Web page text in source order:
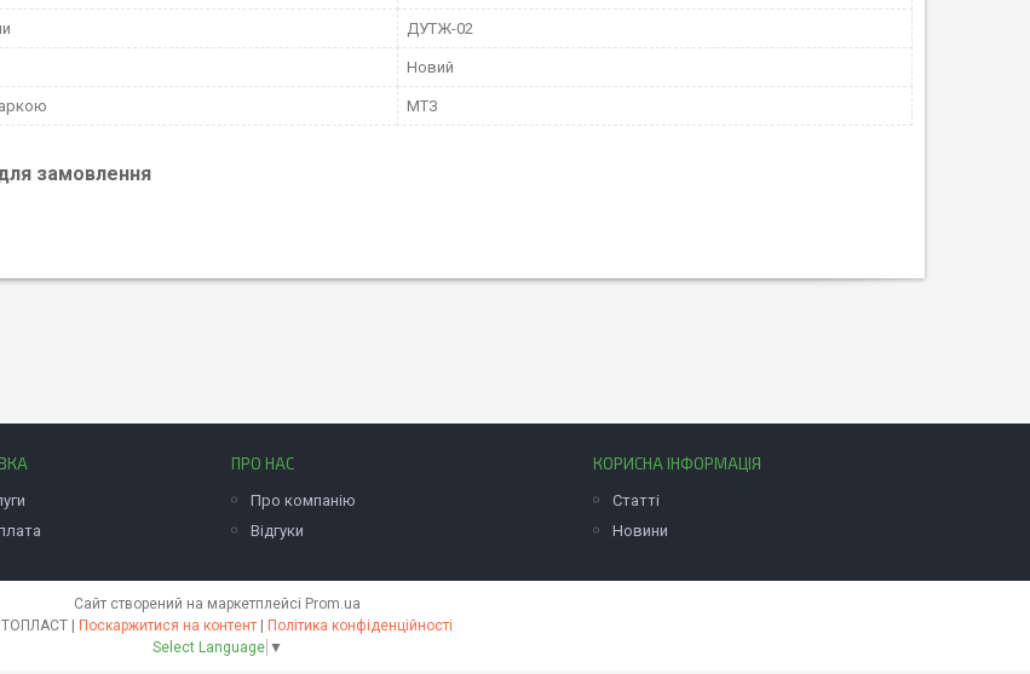
ДУТЖ-02
Новий
МТЗ
замовлення
ПРО НАС
Про компанію
Відгуки
КОРИСНА ІНФОРМАЦІЯ
Статті
Новини
Сайт створений на маркетплейсі Prom.ua
АВТОПЛАСТ | Поскаржитися на контент | Політика конфіденційності
Select Language ▼